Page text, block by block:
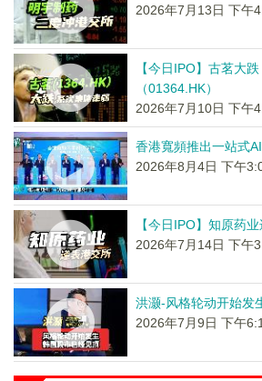
2026年7月13日 下午
【今日IPO】古茗大
（01364.HK）
2026年7月10日 下午
香港寬頻推出一站式
2026年8月4日 下午
【今日IPO】知原药
2026年7月14日 下午
洪灏-风格轮动开始发
2026年7月9日 下午